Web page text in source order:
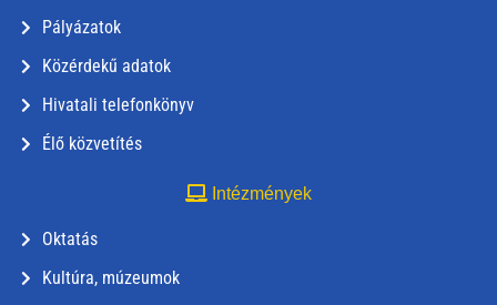
Pályázatok
Közérdekű adatok
Hivatali telefonkönyv
Élő közvetítés
Intézmények
Oktatás
Kultúra, múzeumok